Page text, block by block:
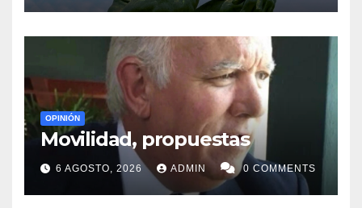
OPINIÓN
Movilidad, propuestas
6 AGOSTO, 2026 ADMIN 0 COMMENTS